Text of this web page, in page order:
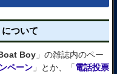
ついて
Boy 」の雑誌内のペー
ペーン 」とか、「電話投票